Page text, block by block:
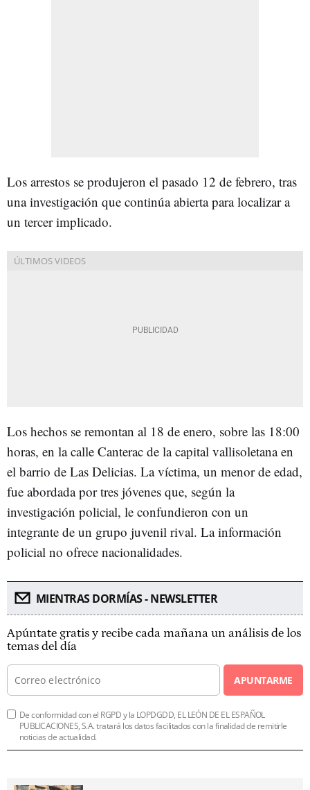
Los arrestos se produjeron el pasado 12 de febrero, tras
una investigación que continúa abierta para localizar a
un tercer implicado.
Los hechos se remontan al 18 de enero, sobre las 18:00
horas, en la calle Canterac de la capital vallisoletana en
el barrio de Las Delicias. La víctima, un menor de edad,
fue abordada por tres jóvenes que, según la
investigación policial, le confundieron con un
integrante de un grupo juvenil rival. La información
policial no ofrece nacionalidades.
MIENTRAS DORMÍAS - NEWSLETTER
Apúntate gratis y recibe cada mañana un análisis de los
temas del día
APUNTARME
De conformidad con el RGPD y la LOPDGDD, EL LEÓN DE EL ESPAÑOL
PUBLICACIONES, S.A. tratará los datos facilitados con la finalidad de remitirle
noticias de actualidad.